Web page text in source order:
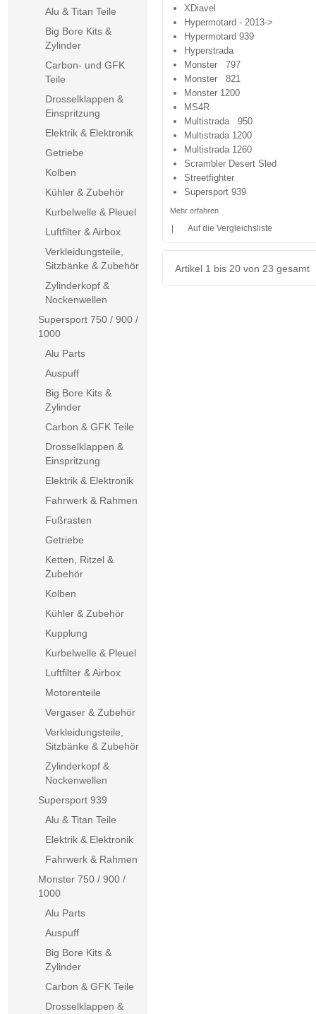
XDiavel
Hypermotard - 2013->
Hypermotard 939
Hyperstrada
Monster 797
Monster 821
Monster 1200
MS4R
Multistrada 950
Multistrada 1200
Multistrada 1260
Scrambler Desert Sled
Streetfighter
Supersport 939
Mehr erfahren
Auf die Vergleichsliste
Artikel 1 bis 20 von 23 gesamt
Alu & Titan Teile
Big Bore Kits &
Zylinder
Carbon- und GFK
Teile
Drosselklappen &
Einspritzung
Elektrik & Elektronik
Getriebe
Kolben
Kühler & Zubehör
Kurbelwelle & Pleuel
Luftfilter & Airbox
Verkleidungsteile,
Sitzbänke & Zubehör
Zylinderkopf &
Nockenwellen
Supersport 750 / 900 /
1000
Alu Parts
Auspuff
Big Bore Kits &
Zylinder
Carbon & GFK Teile
Drosselklappen &
Einspritzung
Elektrik & Elektronik
Fahrwerk & Rahmen
Fußrasten
Getriebe
Ketten, Ritzel &
Zubehör
Kolben
Kühler & Zubehör
Kupplung
Kurbelwelle & Pleuel
Luftfilter & Airbox
Motorenteile
Vergaser & Zubehör
Verkleidungsteile,
Sitzbänke & Zubehör
Zylinderkopf &
Nockenwellen
Supersport 939
Alu & Titan Teile
Elektrik & Elektronik
Fahrwerk & Rahmen
Monster 750 / 900 /
1000
Alu Parts
Auspuff
Big Bore Kits &
Zylinder
Carbon & GFK Teile
Drosselklappen &